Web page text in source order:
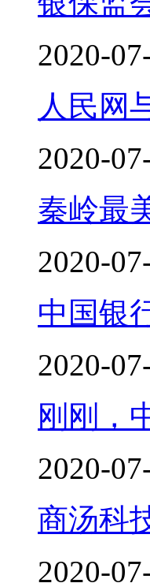
2020-
人民网
2020-
秦岭最
2020-
中国银
2020-
刚刚，
2020-
商汤科
2020-